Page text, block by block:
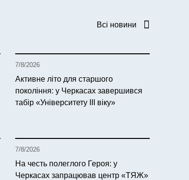
Всі новини
7/8/2026
Активне літо для старшого
покоління: у Черкасах завершився
табір «Університету ІІІ віку»
7/8/2026
На честь полеглого Героя: у
Черкасах запрацював центр «ТЯЖ»